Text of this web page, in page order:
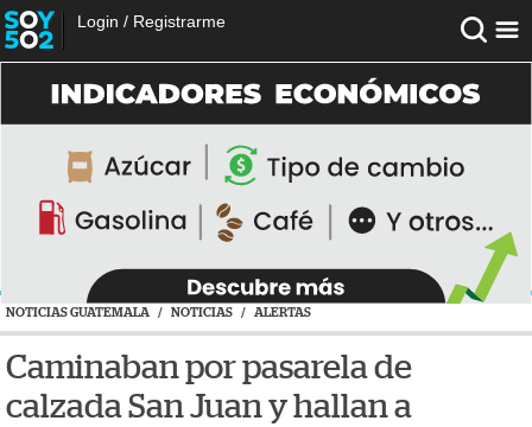
Login / Registrarme
NOTICIAS GUATEMALA / NOTICIAS / ALERTAS
Caminaban por pasarela de
calzada San Juan y hallan a